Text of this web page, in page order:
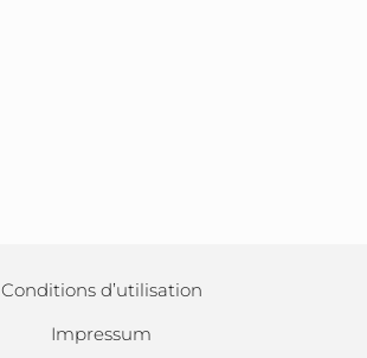
Conditions d’utilisation
Impressum